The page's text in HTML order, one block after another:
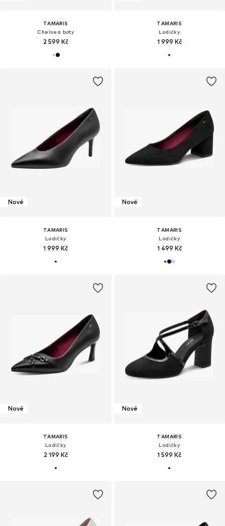
TAMARIS
Chelsea boty
2 599 Kč
TAMARIS
Lodičky
1 999 Kč
Nové
TAMARIS
Lodičky
1 999 Kč
Nové
TAMARIS
Lodičky
1 499 Kč
Nové
TAMARIS
Lodičky
2 199 Kč
Nové
TAMARIS
Lodičky
1 599 Kč